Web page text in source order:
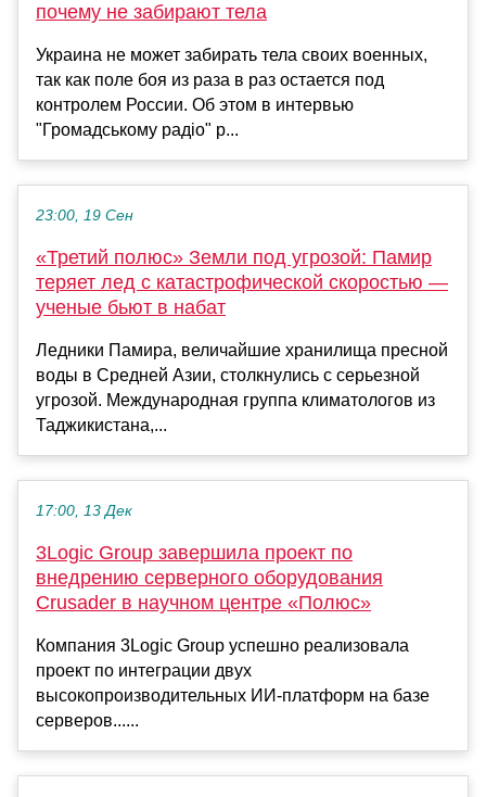
почему не забирают тела
Украина не может забирать тела своих военных,
так как поле боя из раза в раз остается под
контролем России. Об этом в интервью
"Громадському радіо" р...
23:00, 19 Сен
«Третий полюс» Земли под угрозой: Памир
теряет лед с катастрофической скоростью —
ученые бьют в набат
Ледники Памира, величайшие хранилища пресной
воды в Средней Азии, столкнулись с серьезной
угрозой. Международная группа климатологов из
Таджикистана,...
17:00, 13 Дек
3Logic Group завершила проект по
внедрению серверного оборудования
Crusader в научном центре «Полюс»
Компания 3Logic Group успешно реализовала
проект по интеграции двух
высокопроизводительных ИИ-платформ на базе
серверов......